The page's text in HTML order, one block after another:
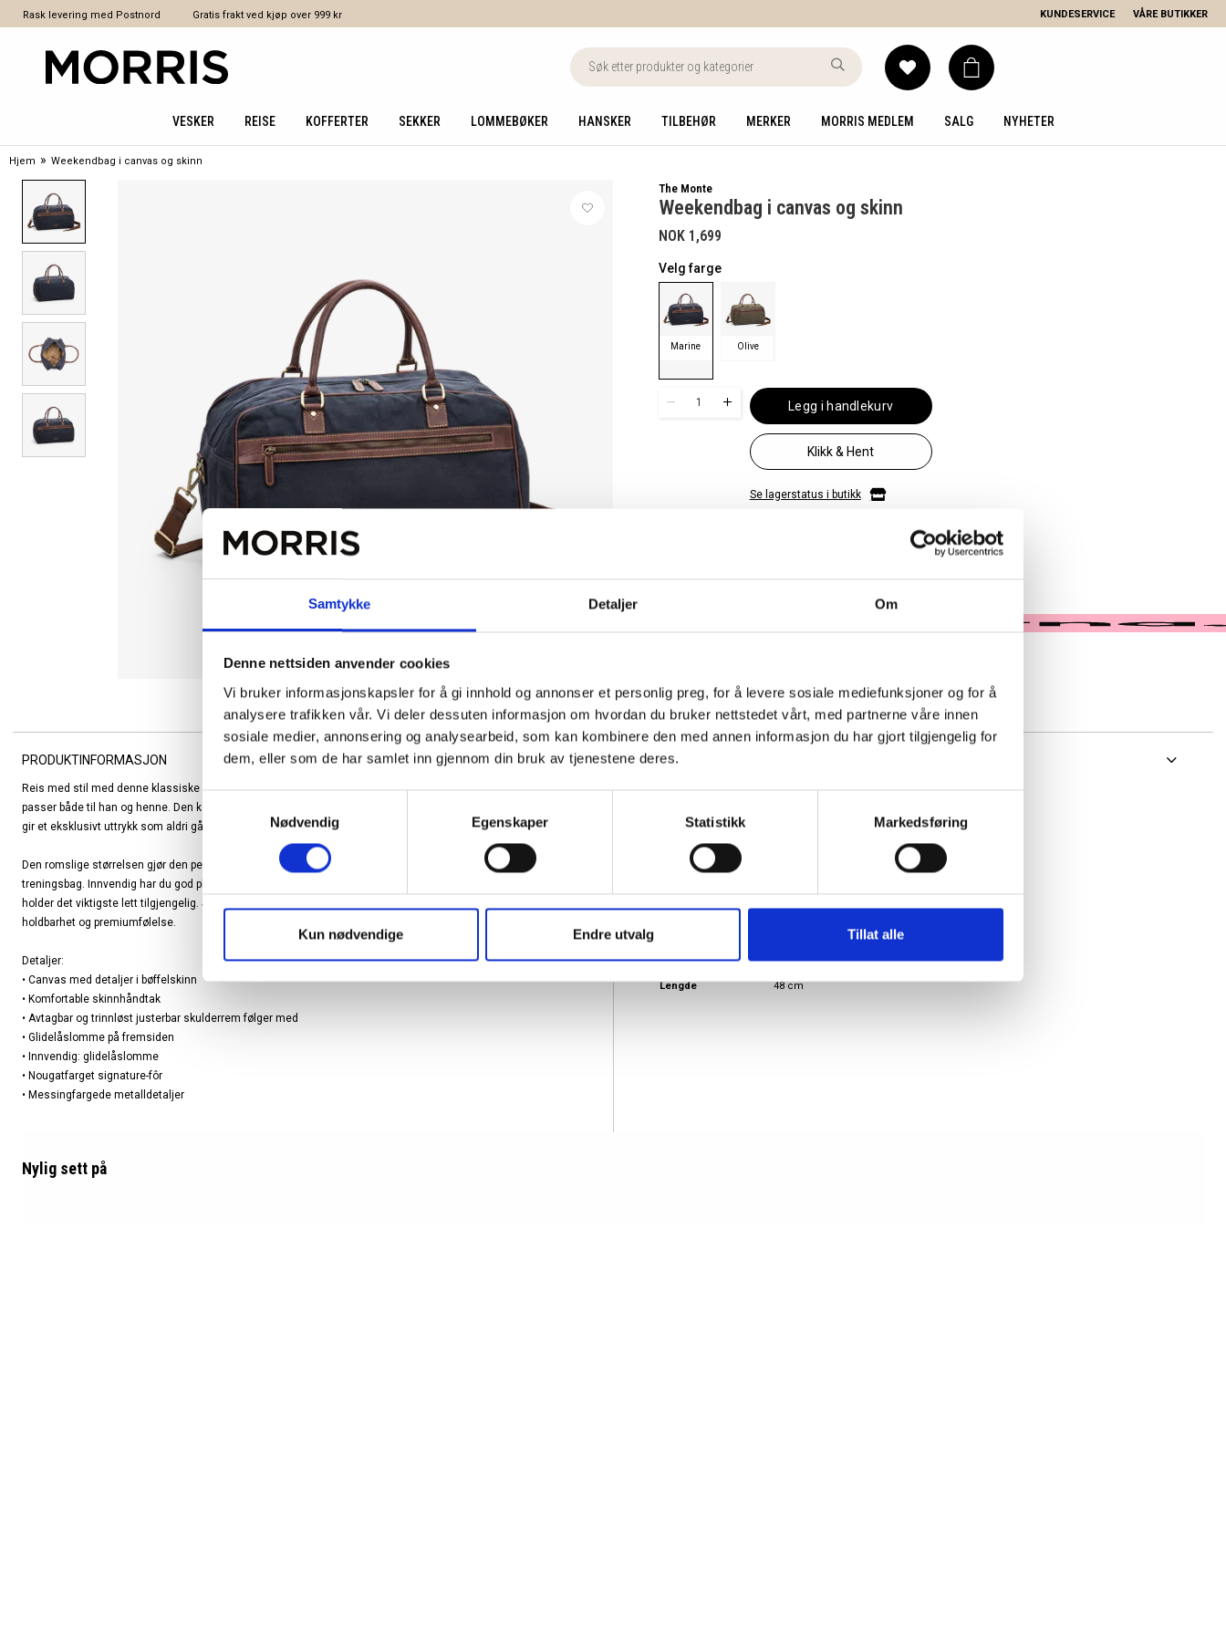
Samtykke Detaljer Om
Denne nettsiden anvender cookies
Vi bruker informasjonskapsler for å gi innhold og annonser et personlig preg, for å levere sosiale mediefunksjoner og for å
analysere trafikken vår. Vi deler dessuten informasjon om hvordan du bruker nettstedet vårt, med partnerne våre innen
sosiale medier, annonsering og analysearbeid, som kan kombinere den med annen informasjon du har gjort tilgjengelig for
dem, eller som de har samlet inn gjennom din bruk av tjenestene deres.
Nødvendig
Egenskaper Statistikk Markedsføring
Kun nødvendige Endre utvalg Tillat alle
Rask levering med Postnord Gratis frakt ved kjøp over 999 kr KUNDESERVICE VÅRE BUTIKKER
VESKER REISE KOFFERTER SEKKER LOMMEBØKER HANSKER TILBEHØR MERKER MORRIS MEDLEM SALG NYHETER
Hjem » Weekendbag i canvas og skinn
The Monte
Weekendbag i canvas og skinn
NOK 1,699
Velg farge
Marine Olive
1 Legg i handlekurv
Klikk & Hent
Se lagerstatus i butikk
PRODUKTINFORMASJON
Reis med stil med denne klassiske weekendbagen fra The Monte – en tidløs modell som
passer både til han og henne. Den kombinerer slitesterk canvas med detaljer i ekte skinn, og
gir et eksklusivt uttrykk som aldri går av moten.
Den romslige størrelsen gjør den perfekt til helgetur, kort jobbreise eller som en elegant
treningsbag. Innvendig har du god plass til klær, sko og tilbehør, mens glidelåslommen foran
holder det viktigste lett tilgjengelig. Skinnhåndtak og messingfargede detaljer gir ekstra
holdbarhet og premiumfølelse.
Detaljer:
• Canvas med detaljer i bøffelskinn
• Komfortable skinnhåndtak
• Avtagbar og trinnløst justerbar skulderrem følger med
• Glidelåslomme på fremsiden
• Innvendig: glidelåslomme
• Nougatfarget signature-fôr
• Messingfargede metalldetaljer
EGENSKAPER
Artikkelnummer
6059185
Kategori
Material
Målgruppe
Herre
Produkttype
Høyde
26 cm
Lengde
48 cm
Nylig sett på